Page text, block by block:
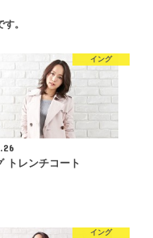
。
イング
トレンチコート
イング